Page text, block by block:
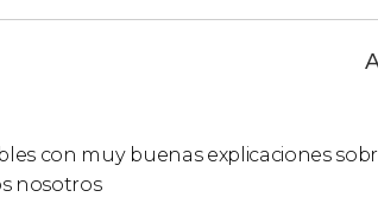
con muy buenas explicaciones
nosotros